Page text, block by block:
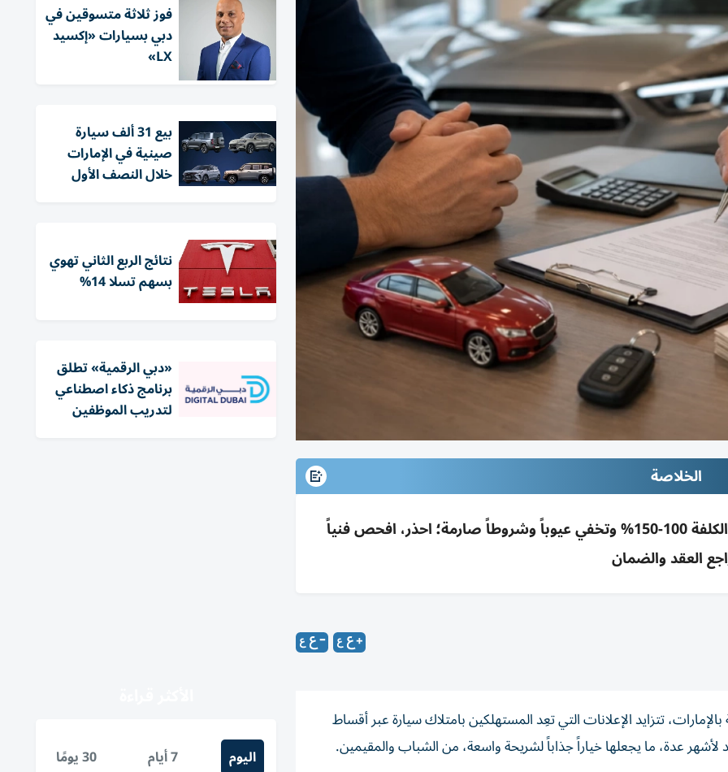
الخلاصة
عروض سيارات مستعملة بلا دفعة أولى قد ترفع الكلفة 100-150% وتخفي عيوباً وشروطاً صارمة؛ احذر، افحص فنياً
العقد والضمان
تتزايد الإعلانات التي تعِد المستهلكين بامتلاك سيارة عبر أقساط
عدة، ما يجعلها خياراً جذاباً لشريحة واسعة، من الشباب والمقيمين.
فوز ثلاثة متسوقين في
دبي بسيارات «إكسيد
LX»
بيع 31 ألف سيارة
صينية في الإمارات
خلال النصف الأول
نتائج الربع الثاني تهوي
بسهم تسلا 14%
«دبي الرقمية» تطلق
برنامج ذكاء اصطناعي
لتدريب الموظفين
اليوم 7 أيام 30 يومًا